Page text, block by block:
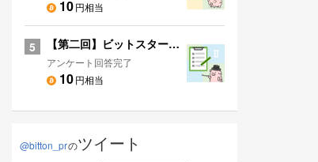
10円相当
5 【第二回】ビットスタートアンケート！
アンケート回答完了
10円相当
@bitton_prのツイート